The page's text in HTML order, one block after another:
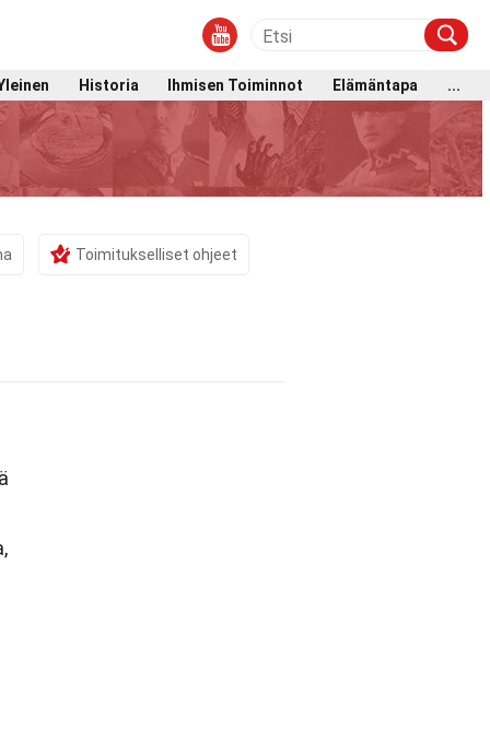
Historia Ihmisen Toiminnot Elämäntapa ...
Toimitukselliset ohjeet